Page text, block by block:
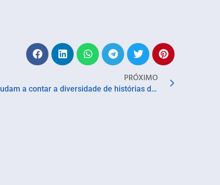
PRÓXIMO
APAN destaca produções que ajudam a contar a diversidade de histórias do país